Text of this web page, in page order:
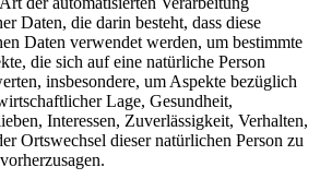
Daten, die darin besteht, dass diese
Daten verwendet werden, um bestimmte
die sich auf eine natürliche Person
insbesondere, um Aspekte bezüglich
Lage, Gesundheit,
Interessen, Zuverlässigkeit, Verhalten,
Ortswechsel dieser natürlichen Person zu